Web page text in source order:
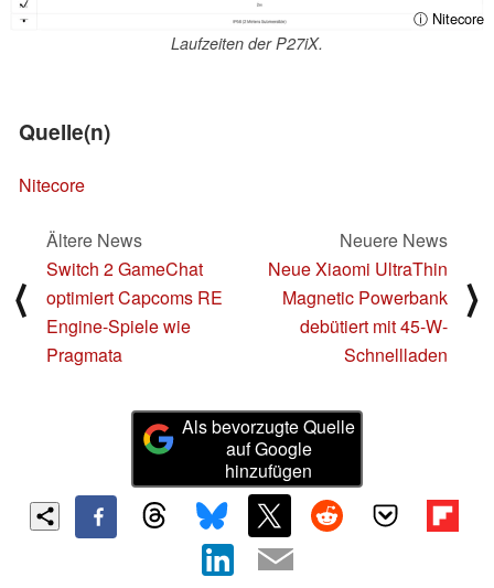
ⓘ Nitecore
Laufzeiten der P27iX.
Quelle(n)
Nitecore
⟨
Ältere News
Switch 2 GameChat
optimiert Capcoms RE
Engine-Spiele wie
Pragmata
Neuere News
Neue Xiaomi UltraThin
Magnetic Powerbank
debütiert mit 45-W-
Schnellladen
⟩
Als bevorzugte Quelle
auf Google
hinzufügen